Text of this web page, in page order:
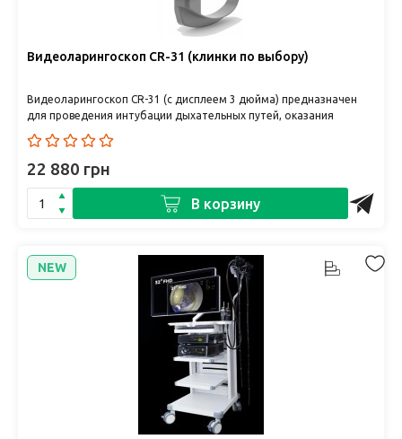
Видеоларингоскоп CR-31 (клинки по выбору)
Видеоларингоскоп CR-31 (с дисплеем 3 дюйма) предназначен
для проведения интубации дыхательных путей, оказания
неотложной помощи, д..
22 880 грн
В корзину
NEW